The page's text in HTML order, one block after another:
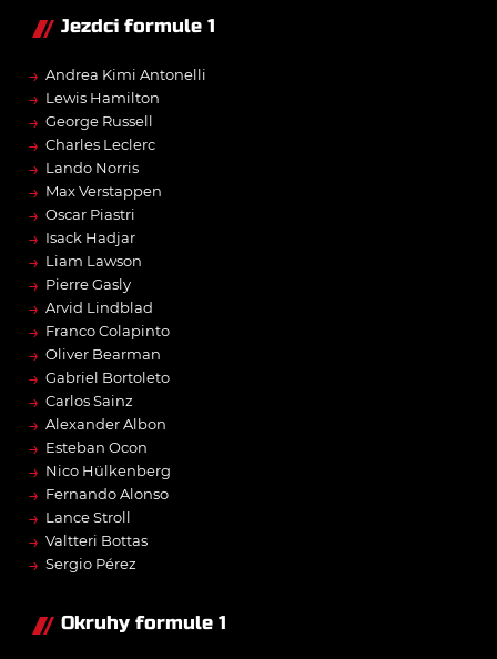
Jezdci formule 1
→ Andrea Kimi Antonelli
→ Lewis Hamilton
→ George Russell
→ Charles Leclerc
→ Lando Norris
→ Max Verstappen
→ Oscar Piastri
→ Isack Hadjar
→ Liam Lawson
→ Pierre Gasly
→ Arvid Lindblad
→ Franco Colapinto
→ Oliver Bearman
→ Gabriel Bortoleto
→ Carlos Sainz
→ Alexander Albon
→ Esteban Ocon
→ Nico Hülkenberg
→ Fernando Alonso
→ Lance Stroll
→ Valtteri Bottas
→ Sergio Pérez
Okruhy formule 1